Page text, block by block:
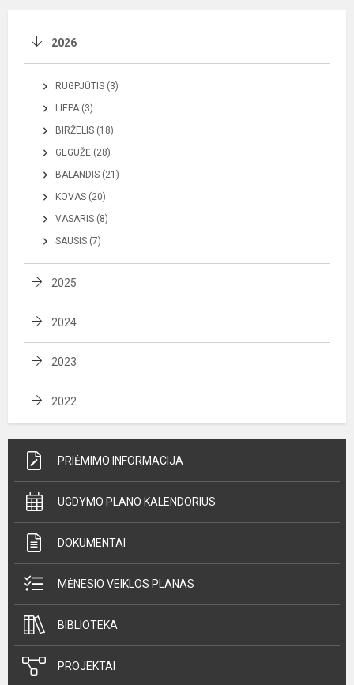
2026
RUGPJŪTIS (3)
LIEPA (3)
BIRŽELIS (18)
GEGUŽĖ (28)
BALANDIS (21)
KOVAS (20)
VASARIS (8)
SAUSIS (7)
2025
2024
2023
2022
PRIĖMIMO INFORMACIJA
UGDYMO PLANO KALENDORIUS
DOKUMENTAI
MĖNESIO VEIKLOS PLANAS
BIBLIOTEKA
PROJEKTAI